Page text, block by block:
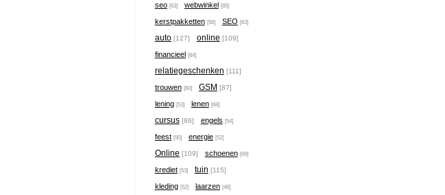
seo [63] webwinkel [65]
kerstpakketten [56] SEO [63]
auto [127] online [109]
financieel [84]
relatiegeschenken [111]
trouwen [60] GSM [87]
lening [53] lenen [68]
cursus [86] engels [54]
feest [50] energie [52]
Online [109] schoenen [69]
krediet [53] tuin [115]
kleding [52] laarzen [46]